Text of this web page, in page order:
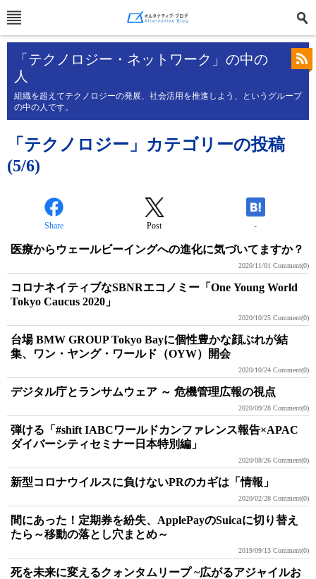
「テクノロジー・ネットワーク」の中の
人
組織を超えてテクノロジーの発展、社会活用を推進しよう、というグループ
の中の人です。
「テクノロジー」カテゴリーの投稿
(5/6)
Share Post -
医療からウェールビーイングへの進化に気づいてますか？
2020/11/01 Comment(0)
コロナネイティブなSBNRエコノミー「One Young World
Tokyo Caucus 2020」
2020/10/25 Comment(0)
台場 BMW GROUP Tokyo Bayに個性豊かな顔ぶれが結
集、ワン・ヤング・ワールド（OYW）開会
2020/10/24 Comment(0)
デジタル庁とランサムウェア ～ 危機管理広報の視点
2020/09/28 Comment(0)
弾ける「#shift IABCワールドカンファレンス報告×APAC
ダイバーシティセミナー日本特別編」
2020/08/26 Comment(0)
新型コロナウイルスに負けないPRのカギは「情報」
2020/02/28 Comment(0)
間にあった！定期券を紛失、ApplePayのSuicaに切り替え
たら～移動の落とし穴まとめ～
2019/09/13 Comment(0)
死を未来に変えるクォンタムリープ ~広がるアジャイルお